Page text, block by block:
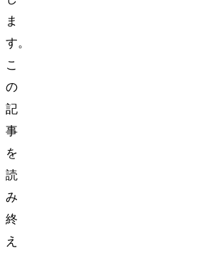
ま
す。
こ
の
記
事
を
読
み
終
え